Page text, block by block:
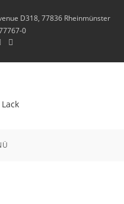
D318, 77836 Rheinmünster
0